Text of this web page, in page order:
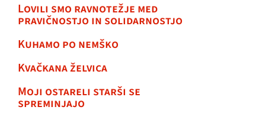
Lovili smo ravnotežje med
pravičnostjo in solidarnostjo
Kuhamo po nemško
Kvačkana želvica
Moji ostareli starši se
spreminjajo